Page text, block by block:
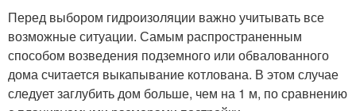
Перед выбором гидроизоляции важно учитывать все
возможные ситуации. Самым распространенным
способом возведения подземного или обвалованного
дома считается выкапывание котлована. В этом случае
следует заглубить дом больше, чем на 1 м, по сравнению